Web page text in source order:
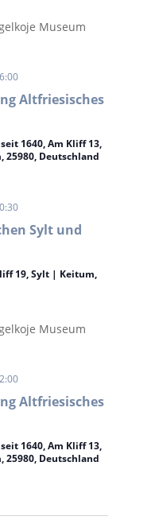
Altfriesisches
1640, Am Kliff 13,
25980, Deutschland
Sylt und
19, Sylt | Keitum,
Altfriesisches
1640, Am Kliff 13,
25980, Deutschland